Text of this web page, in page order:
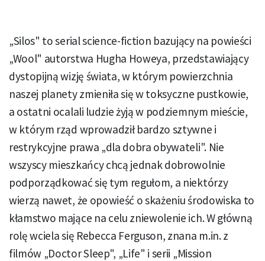
„Silos" to serial science-fiction bazujący na powieści
„Wool" autorstwa Hugha Howeya, przedstawiający
dystopijną wizję świata, w którym powierzchnia
naszej planety zmieniła się w toksyczne pustkowie,
a ostatni ocalali ludzie żyją w podziemnym mieście,
w którym rząd wprowadził bardzo sztywne i
restrykcyjne prawa „dla dobra obywateli". Nie
wszyscy mieszkańcy chcą jednak dobrowolnie
podporządkować się tym regułom, a niektórzy
wierzą nawet, że opowieść o skażeniu środowiska to
kłamstwo mające na celu zniewolenie ich. W główną
rolę wciela się Rebecca Ferguson, znana m.in. z
filmów „Doctor Sleep", „Life" i serii „Mission